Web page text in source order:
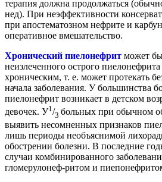
терапия должна продолжаться
нед). При неэффективности
при апостематозном нефрите и
оперативное вмешательство.
Хронический пиелонефрит может
неизлеченного острого
хроническим, т. е. может протекать
начала заболевания. У большинства
пиелонефрит возникает в детском
девочек. У1 /3 больных при обычном
выявить несомненных признаков
лишь периоды необъяснимой
обострении болезни. В последние
случаи комбинированного
гломерулонеф-ритом и